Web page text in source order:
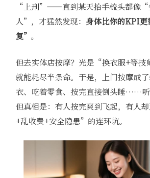
“上刑”——直到某天抬手梳头都像“
人”，才猛然发现： 身体比你的KPI
复” 。
但去实体店按摩？光是“换衣服+等技
就能耗尽半条命。于是，上门按摩成
衣、吃着零食、按完直接倒头睡……听
但真相是：有人按完爽到飞起，有人
+乱收费+安全隐患”的连环坑。